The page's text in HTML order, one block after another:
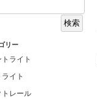
リー
ライト
イト
トレール